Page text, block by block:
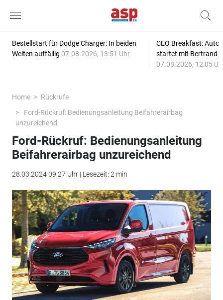
Bestellstart für Dodge Charger: In beiden
Welten auffällig 07.08.2026, 13:51 Uhr
CEO Breakfast:
startet mit Bertrand
07.08.2026, 12:05
Home
Rückrufe
Ford-Rückruf: Bedienungsanleitung Beifahrerairbag
unzureichend
Ford-Rückruf: Bedienungsanleitung
Beifahrerairbag unzureichend
28.03.2024 09:27 Uhr | Lesezeit: 2 min